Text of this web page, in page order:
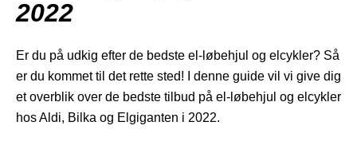
2022
Er du på udkig efter de bedste el-løbehjul og elcykler? Så
er du kommet til det rette sted! I denne guide vil vi give dig
et overblik over de bedste tilbud på el-løbehjul og elcykler
hos Aldi, Bilka og Elgiganten i 2022.